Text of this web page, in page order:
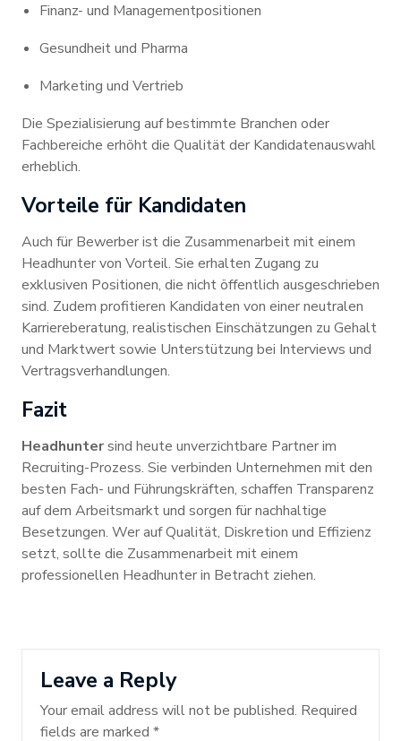
Finanz- und Managementpositionen
Gesundheit und Pharma
Marketing und Vertrieb
Die Spezialisierung auf bestimmte Branchen oder
Fachbereiche erhöht die Qualität der Kandidatenauswahl
erheblich.
Vorteile für Kandidaten
Auch für Bewerber ist die Zusammenarbeit mit einem
Headhunter von Vorteil. Sie erhalten Zugang zu
exklusiven Positionen, die nicht öffentlich ausgeschrieben
sind. Zudem profitieren Kandidaten von einer neutralen
Karriereberatung, realistischen Einschätzungen zu Gehalt
und Marktwert sowie Unterstützung bei Interviews und
Vertragsverhandlungen.
Fazit
Headhuntersind heute unverzichtbare Partner im
Recruiting-Prozess. Sie verbinden Unternehmen mit den
besten Fach- und Führungskräften, schaffen Transparenz
auf dem Arbeitsmarkt und sorgen für nachhaltige
Besetzungen. Wer auf Qualität, Diskretion und Effizienz
setzt, sollte die Zusammenarbeit mit einem
professionellen Headhunter in Betracht ziehen.
Leave a Reply
Your email address will not be published. Required
fields are marked *